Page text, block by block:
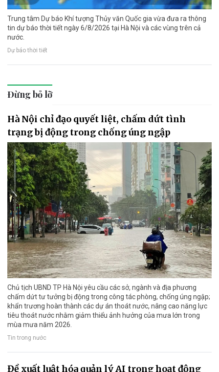
Trung tâm Dự báo Khí tượng Thủy văn Quốc gia vừa đưa ra thông
tin dự báo thời tiết ngày 6/8/2026 tại Hà Nội và các vùng trên cả
nước.
Dự báo thời tiết
Đừng bỏ lỡ
Hà Nội chỉ đạo quyết liệt, chấm dứt tình
trạng bị động trong chống úng ngập
Chủ tịch UBND TP Hà Nội yêu cầu các sở, ngành và địa phương
chấm dứt tư tưởng bị động trong công tác phòng, chống úng ngập;
khẩn trương hoàn thành các dự án thoát nước, nâng cao năng lực
tiêu thoát nước nhằm giảm thiểu ảnh hưởng của mưa lớn trong
mùa mưa năm 2026.
Tin trong nước
Đề xuất luật hóa quản lý AI trong hoạt động